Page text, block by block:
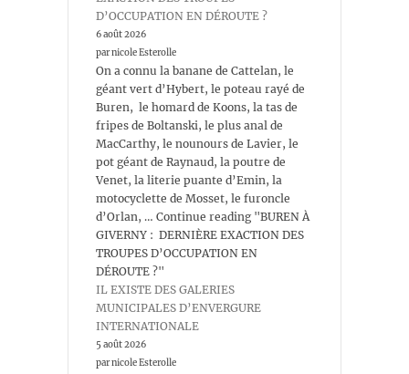
D’OCCUPATION EN DÉROUTE ?
6 août 2026
par nicole Esterolle
On a connu la banane de Cattelan, le
géant vert d’Hybert, le poteau rayé de
Buren, le homard de Koons, la tas de
fripes de Boltanski, le plus anal de
MacCarthy, le nounours de Lavier, le
pot géant de Raynaud, la poutre de
Venet, la literie puante d’Emin, la
motocyclette de Mosset, le furoncle
d’Orlan, … Continue reading "BUREN À
GIVERNY : DERNIÈRE EXACTION DES
TROUPES D’OCCUPATION EN
DÉROUTE ?"
IL EXISTE DES GALERIES
MUNICIPALES D’ENVERGURE
INTERNATIONALE
5 août 2026
par nicole Esterolle